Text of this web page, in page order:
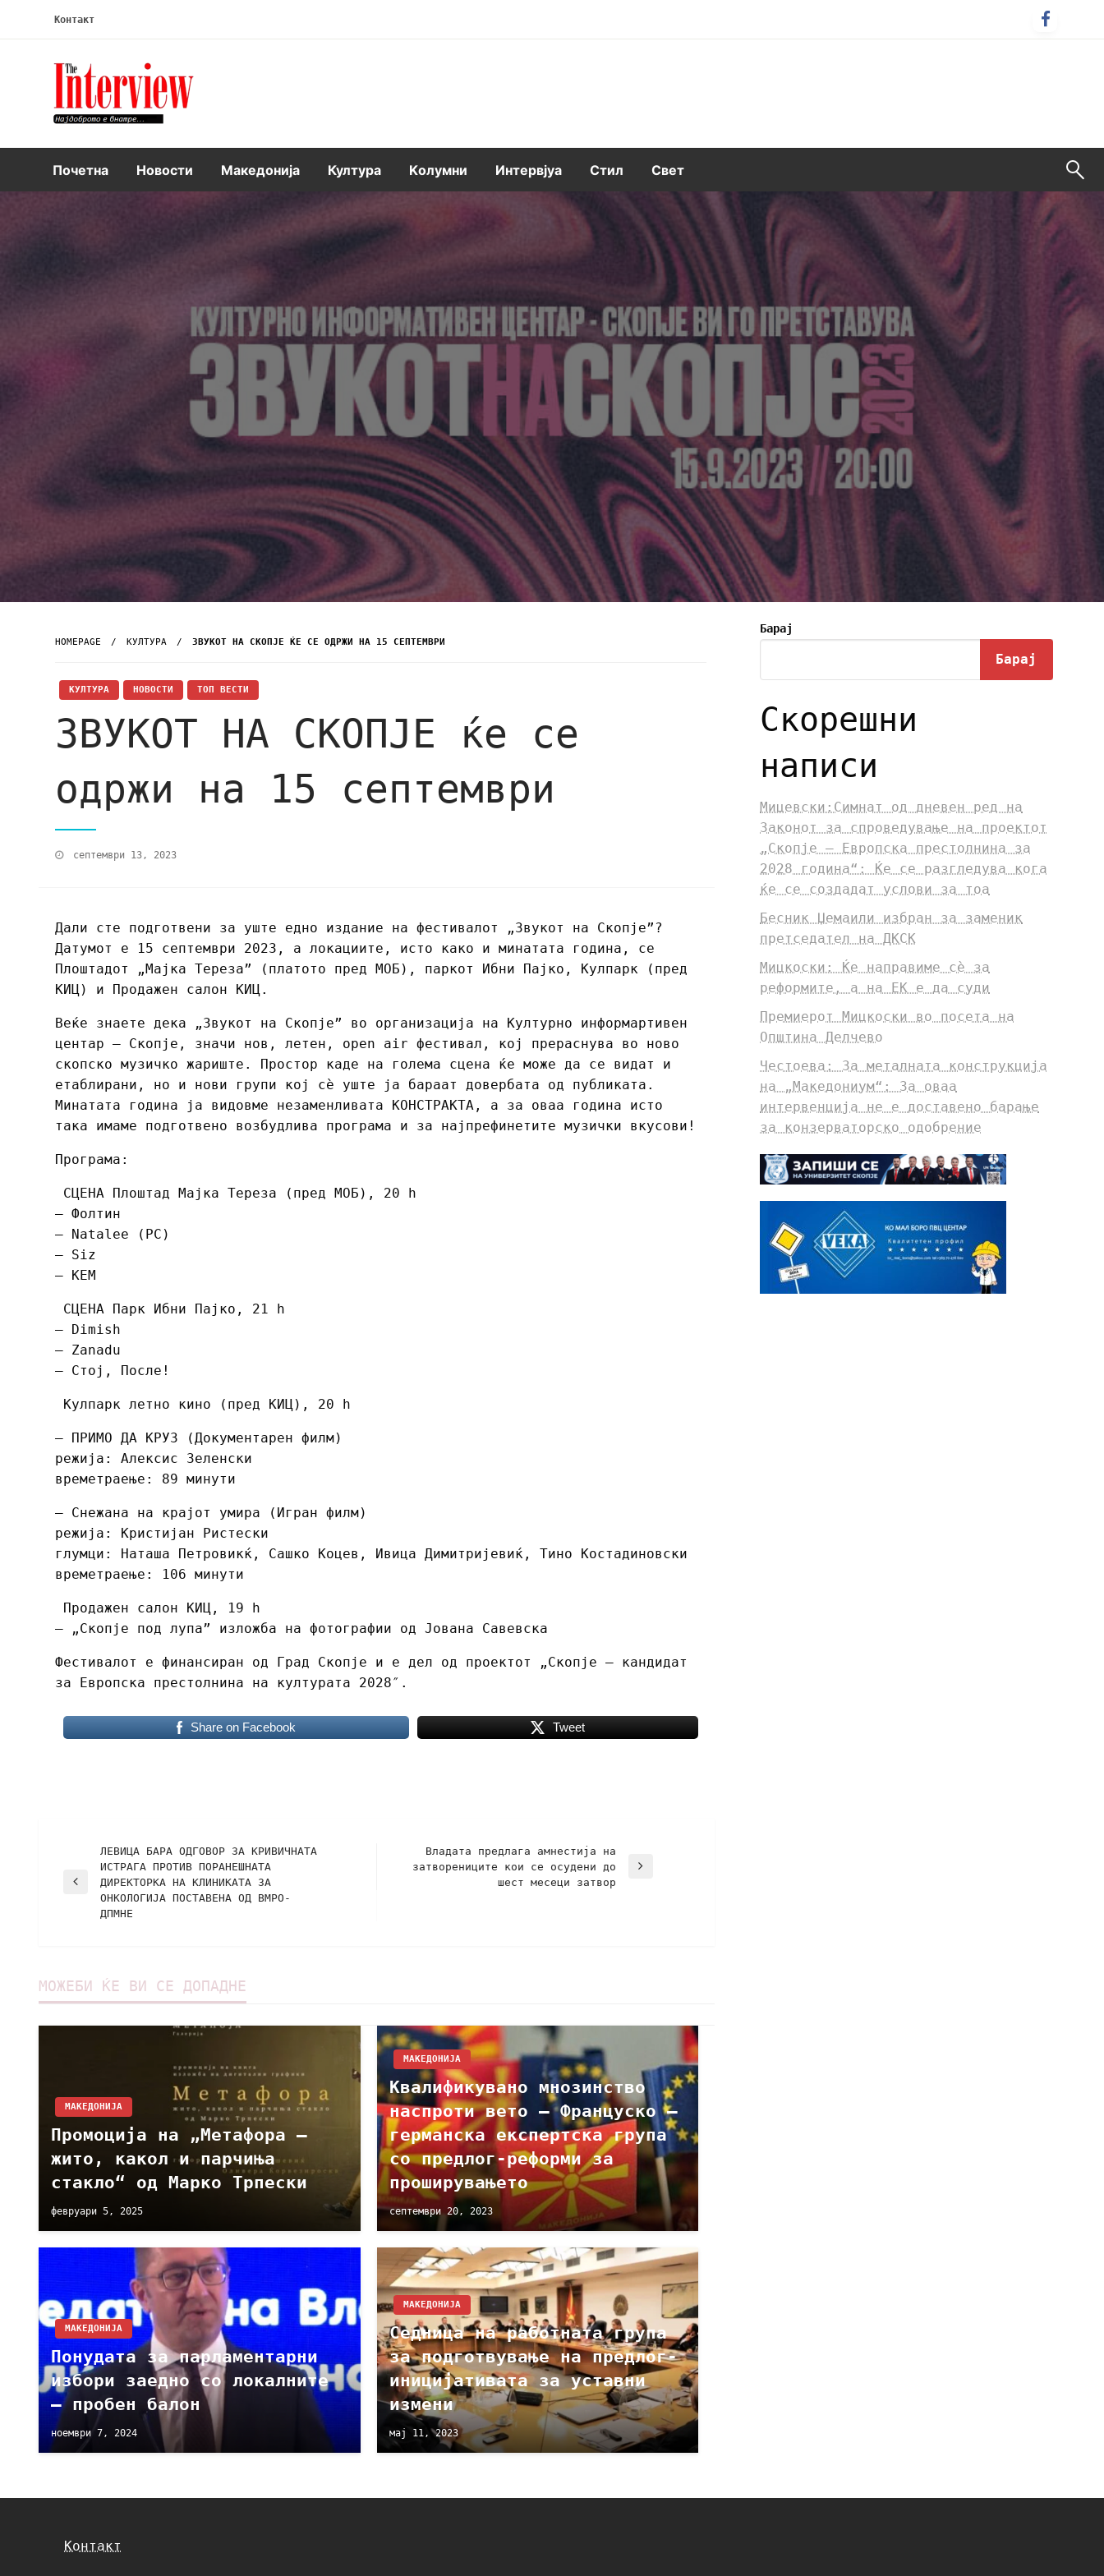
Контакт
Интервју
Почетна Новости Македонија Култура Kолумни Интервјуа Стил Свет
HOMEPAGE КУЛТУРА ЗВУКОТ НА СКОПЈЕ ЌЕ СЕ ОДРЖИ НА 15 СЕПТЕМВРИ
КУЛТУРА НОВОСТИ ТОП ВЕСТИ
ЗВУКОТ НА СКОПЈЕ ќе се
одржи на 15 септември
септември 13, 2023
Дали сте подготвени за уште едно издание на фестивалот „Звукот на Скопје”?
Датумот е 15 септември 2023, а локациите, исто како и минатата година, се
Плоштадот „Мајка Тереза” (платото пред МОБ), паркот Ибни Пајко, Кулпарк (пред
КИЦ) и Продажен салон КИЦ.
Веќе знаете дека „Звукот на Скопје” во организација на Културно информартивен
центар – Скопје, значи нов, летен, open air фестивал, кој прераснува во ново
скопско музичко жариште. Простор каде на голема сцена ќе може да се видат и
етаблирани, но и нови групи кој сѐ уште ја бараат довербата од публиката.
Минатата година ја видовме незаменливата КОНСТРАКТА, а за оваа година исто
така имаме подготвено возбудлива програма и за најпрефинетите музички вкусови!
Програма:
СЦЕНА Плоштад Мајка Тереза (пред МОБ), 20 h
– Фолтин
– Natalee (РС)
– Siz
– KEM
СЦЕНА Парк Ибни Пајко, 21 h
– Dimish
– Zanadu
– Стој, После!
Кулпарк летно кино (пред КИЦ), 20 h
– ПРИМО ДА КРУЗ (Документарен филм)
режија: Алексис Зеленски
времетраење: 89 минути
– Снежана на крајот умира (Игран филм)
режија: Кристијан Ристески
глумци: Наташа Петровикќ, Сашко Коцев, Ивица Димитријевиќ, Тино Костадиновски
времетраење: 106 минути
Продажен салон КИЦ, 19 h
– „Скопје под лупа” изложба на фотографии од Јована Савевска
Фестивалот е финансиран од Град Скопје и е дел од проектот „Скопје – кандидат
за Европска престолнина на културата 2028″.
Share on Facebook Tweet
ЛЕВИЦА БАРА ОДГОВОР ЗА КРИВИЧНАТА
ИСТРАГА ПРОТИВ ПОРАНЕШНАТА
ДИРЕКТОРКА НА КЛИНИКАТА ЗА
ОНКОЛОГИЈА ПОСТАВЕНА ОД ВМРО-
ДПМНЕ
Владата предлага амнестија на
затворениците кои се осудени до
шест месеци затвор
МОЖЕБИ ЌЕ ВИ СЕ ДОПАДНЕ
МАКЕДОНИЈА
Промоција на „Метафора –
жито, какол и парчиња
стакло“ од Марко Трпески
февруари 5, 2025
МАКЕДОНИЈА
Квалификувано мнозинство
наспроти вето – Француско –
германска експертска група
со предлог-реформи за
проширувањето
септември 20, 2023
МАКЕДОНИЈА
Понудата за парламентарни
избори заедно со локалните
– пробен балон
ноември 7, 2024
МАКЕДОНИЈА
Седница на работната група
за подготвување на предлог-
иницијативата за уставни
измени
мај 11, 2023
Барај
Барај
Скорешни
написи
Мицевски:Симнат од дневен ред на
Законот за спроведување на проектот
„Скопје – Европска престолнина за
2028 година“: Ќе се разгледува кога
ќе се создадат услови за тоа
Бесник Џемаили избран за заменик
претседател на ДКСК
Мицкоски: Ќе направиме сè за
реформите, а на ЕК е да суди
Премиерот Мицкоски во посета на
Општина Делчево
Честоева: За металната конструкција
на „Македониум“: За оваа
интервенција не е доставено барање
за конзерваторско одобрение
Контакт